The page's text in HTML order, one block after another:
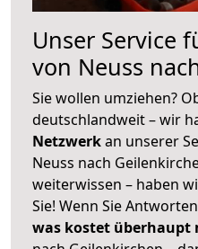
Unser Service
von Neuss
Sie wollen umziehen?
deutschlandweit – wir
Netzwerkan unserer
Neuss nach
weiterwissen – haben
Sie! Wenn Sie
was kostet überhaupt